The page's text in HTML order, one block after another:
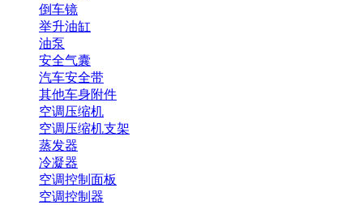
倒车镜
举升油缸
油泵
安全气囊
汽车安全带
其他车身附件
空调压缩机
空调压缩机支架
蒸发器
冷凝器
空调控制面板
空调控制器